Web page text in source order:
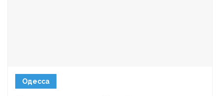
Одесса